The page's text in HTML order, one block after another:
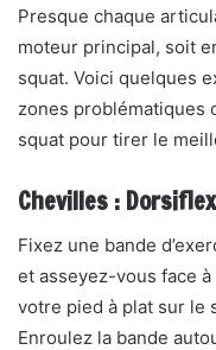
Presque chaque
moteur principal, soit
squat. Voici quelques
zones problématiques
squat pour tirer le
Chevilles :
Fixez une bande
et asseyez-vous face à
votre pied à plat sur le
Enroulez la bande